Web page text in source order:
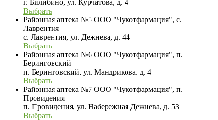
г. Билибино, ул. Курчатова, д. 4
Выбрать
Районная аптека №5 ООО "Чукотфармация", с.
Лаврентия
с. Лаврентия, ул. Дежнева, д. 44
Выбрать
Районная аптека №6 ООО "Чукотфармация", п.
Беринговский
п. Беринговский, ул. Мандрикова, д. 4
Выбрать
Районная аптека №7 ООО "Чукотфармация", п.
Провидения
п. Провидения, ул. Набережная Дежнева, д. 53
Выбрать